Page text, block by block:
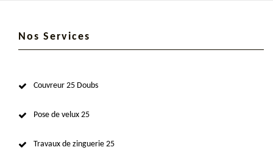
Nos Services
Couvreur 25 Doubs
Pose de velux 25
Travaux de zinguerie 25